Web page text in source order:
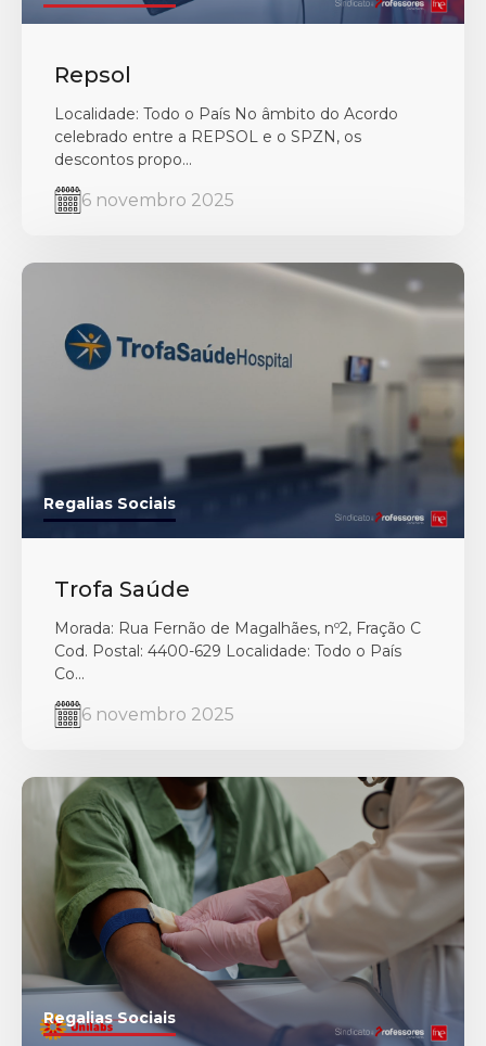
Repsol
Localidade: Todo o País No âmbito do Acordo
celebrado entre a REPSOL e o SPZN, os
descontos propo...
6 novembro 2025
Regalias Sociais
Trofa Saúde
Morada: Rua Fernão de Magalhães, nº2, Fração C
Cod. Postal: 4400-629 Localidade: Todo o País
Co...
6 novembro 2025
Regalias Sociais